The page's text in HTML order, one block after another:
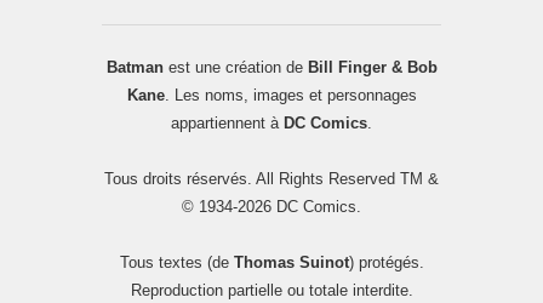
Batmanest une création de Bill Finger & Bob
Kane. Les noms, images et personnages
appartiennent à DC Comics.
Tous droits réservés. All Rights Reserved TM &
© 1934-2026 DC Comics.
Tous textes (de Thomas Suinot) protégés.
Reproduction partielle ou totale interdite.